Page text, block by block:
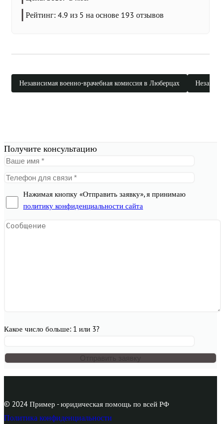
Рейтинг: 4.9 из 5 на основе 193 отзывов
Независимая военно-врачебная комиссия в Люберцах
Получите консультацию
Нажимая кнопку «Отправить заявку», я принимаю
политику конфиденциальности сайта
Какое число больше: 1 или 3?
© 2024 Пример - юридическая помощь по всей РФ
Политика конфиденциальности